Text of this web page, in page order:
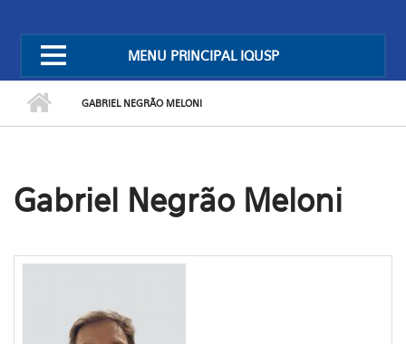
MENU PRINCIPAL IQUSP
GABRIEL NEGRÃO MELONI
Gabriel Negrão Meloni